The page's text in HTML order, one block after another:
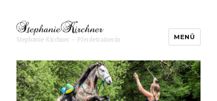
Pferdetrainerin
Stephanie Kirchner – Pferdetrainerin MENÜ